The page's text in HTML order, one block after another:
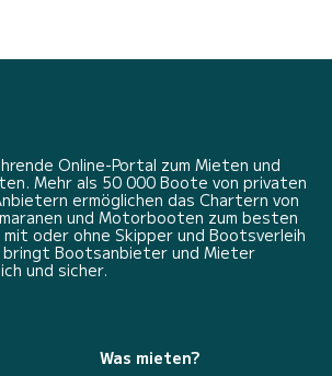
Online-Portal zum Mieten und
Mehr als 50 000 Boote von privaten
ermöglichen das Chartern von
und Motorbooten zum besten
oder ohne Skipper und Bootsverleih
Bootsanbieter und Mieter
und sicher.
Was mieten?